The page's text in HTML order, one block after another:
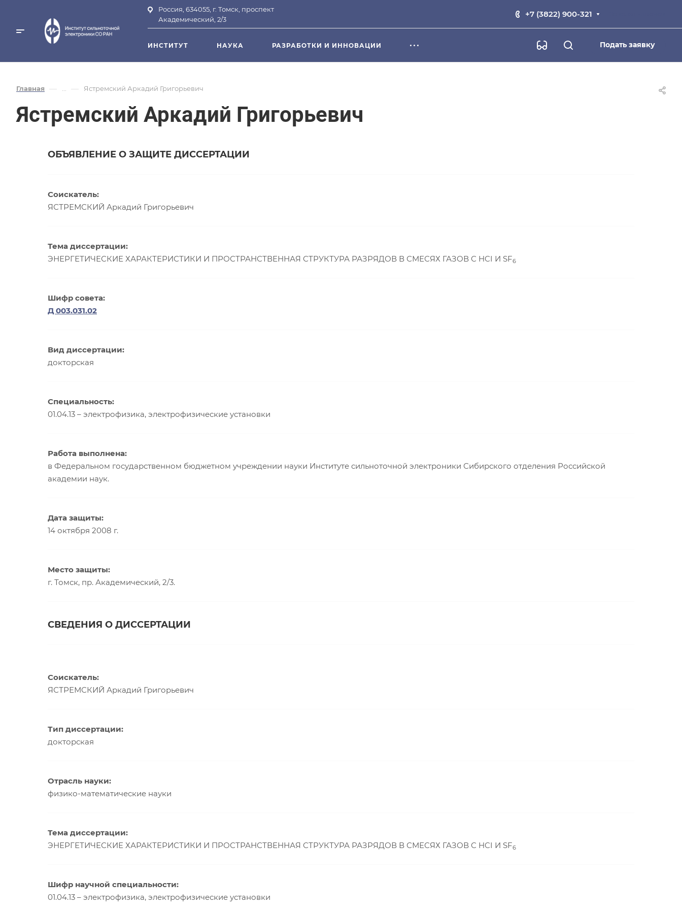
Россия, 634055, г. Томск, проспект
Академический, 2/3
+7 (3822) 900-321
ИНСТИТУТ НАУКА РАЗРАБОТКИ И ИННОВАЦИИ Подать заявку
Главная — — Ястремский Аркадий Григорьевич
Ястремский Аркадий Григорьевич
ОБЪЯВЛЕНИЕ О ЗАЩИТЕ ДИССЕРТАЦИИ
Соискатель:
ЯСТРЕМСКИЙ Аркадий Григорьевич
Тема диссертации:
ЭНЕРГЕТИЧЕСКИЕ ХАРАКТЕРИСТИКИ И ПРОСТРАНСТВЕННАЯ СТРУКТУРА РАЗРЯДОВ В СМЕСЯХ ГАЗОВ С HCI И SF6
Шифр совета:
Д 003.031.02
Вид диссертации:
докторская
Специальность:
01.04.13 – электрофизика, электрофизические установки
Работа выполнена:
в Федеральном государственном бюджетном учреждении науки Институте сильноточной электроники Сибирского отделения Российской
академии наук.
Дата защиты:
14 октября 2008 г.
Место защиты:
г. Томск, пр. Академический, 2/3.
СВЕДЕНИЯ О ДИССЕРТАЦИИ
Соискатель:
ЯСТРЕМСКИЙ Аркадий Григорьевич
Тип диссертации:
докторская
Отрасль науки:
физико-математические науки
Тема диссертации:
ЭНЕРГЕТИЧЕСКИЕ ХАРАКТЕРИСТИКИ И ПРОСТРАНСТВЕННАЯ СТРУКТУРА РАЗРЯДОВ В СМЕСЯХ ГАЗОВ С HCI И SF6
Шифр научной специальности:
01.04.13 – электрофизика, электрофизические установки